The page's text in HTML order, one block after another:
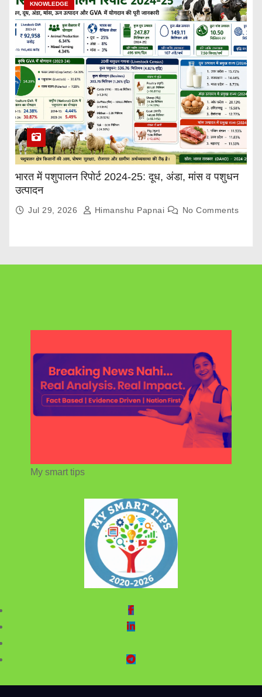
KNOWLEDGE
भारत में पशुपालन रिपोर्ट 2024-25: दूध, अंडा, मांस व पशुधन
उत्पादन
Jul 29, 2026 Himanshu Papnai No Comments
My smart tips